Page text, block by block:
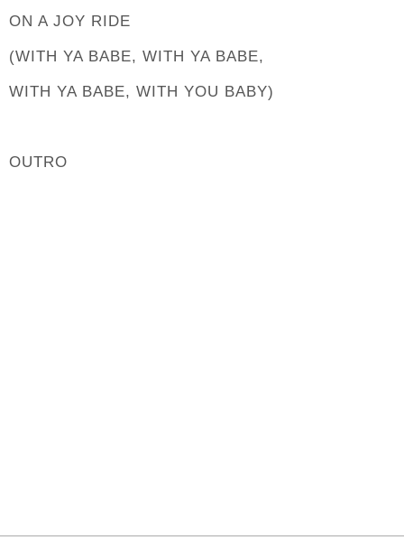
ON A JOY RIDE
(WITH YA BABE, WITH YA BABE,
WITH YA BABE, WITH YOU BABY)
OUTRO